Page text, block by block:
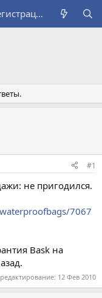
Регистрация
#1
не пригодился.
7067
Bask на
12 Фев 2010